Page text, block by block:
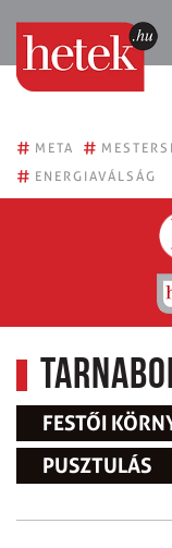
# META #
# ENERGIAVÁLSÁG
FESTŐI
PUSZTULÁS